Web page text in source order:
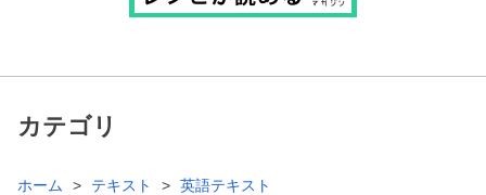
カテゴリ
ホーム テキスト 英語テキスト